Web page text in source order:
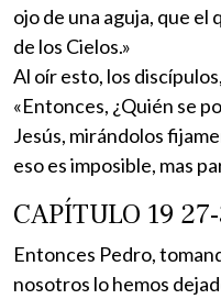
ojo de una aguja, que
de los Cielos.»
Al oír esto, los
«Entonces, ¿Quién se
Jesús, mirándolos
eso es imposible, mas
CAPÍTULO 19
Entonces Pedro,
nosotros lo hemos